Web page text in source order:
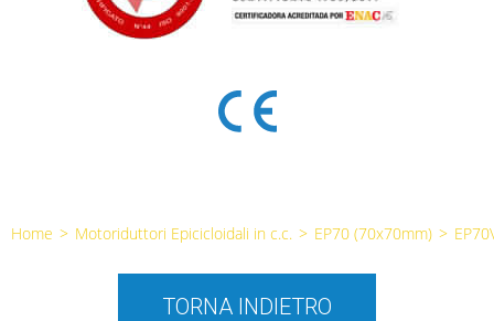
Home > Motoriduttori Epicicloidali in c.c. > EP70 (70x70mm) >
TORNA INDIETRO